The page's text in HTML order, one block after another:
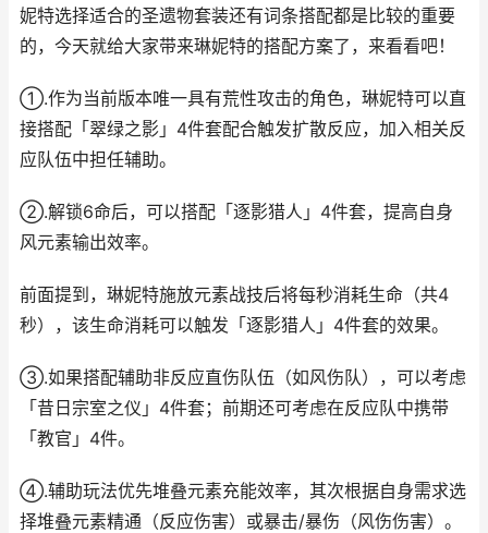
妮特选择适合的圣遗物套装还有词条搭配都是比较的重要
的，今天就给大家带来琳妮特的搭配方案了，来看看吧！
①.作为当前版本唯一具有荒性攻击的角色，琳妮特可以直
接搭配「翠绿之影」4件套配合触发扩散反应，加入相关反
应队伍中担任辅助。
②.解锁6命后，可以搭配「逐影猎人」4件套，提高自身
风元素输出效率。
前面提到，琳妮特施放元素战技后将每秒消耗生命（共4
秒），该生命消耗可以触发「逐影猎人」4件套的效果。
③.如果搭配辅助非反应直伤队伍（如风伤队），可以考虑
「昔日宗室之仪」4件套；前期还可考虑在反应队中携带
「教官」4件。
④.辅助玩法优先堆叠元素充能效率，其次根据自身需求选
择堆叠元素精通（反应伤害）或暴击/暴伤（风伤伤害）。